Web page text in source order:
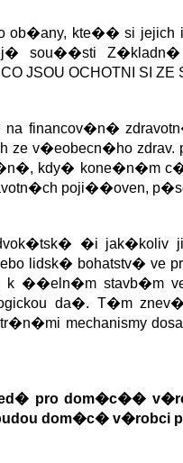
ob�any, kte�� si
sou��sti
JSOU OCHOTNI SI
na financov�n�
ze v�eobecn�ho
kdy� kone�n�m
poji��oven,
�i jak�koliv
lidsk� bohatstv� ve
k ��eln�m stavb�m
da�. T�m
mechanismy
pro dom�c��
dom�c� v�robci